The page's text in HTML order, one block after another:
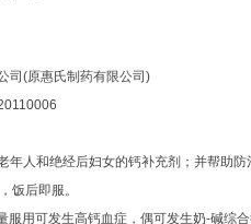
司(原惠氏制药有限公司)
年人和绝经后妇女的钙补充剂；并帮助防
饭后即服。
服用可发生高钙血症，偶可发生奶-碱综